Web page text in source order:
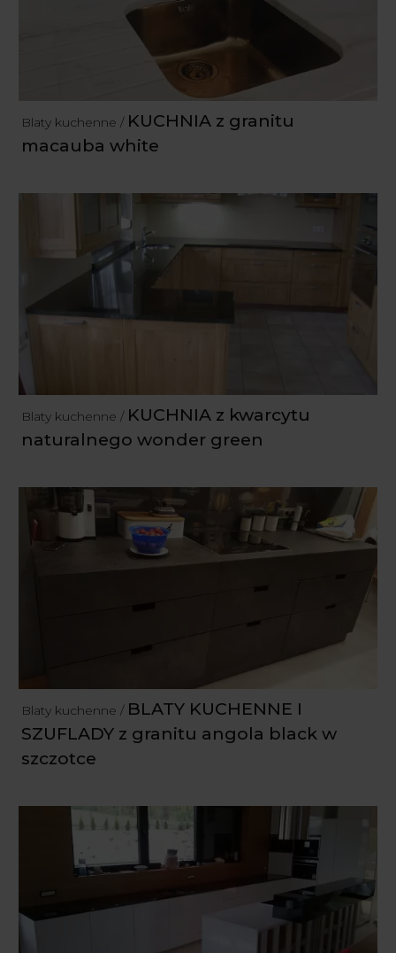
Blaty kuchenne / KUCHNIA z granitu
macauba white
Blaty kuchenne / KUCHNIA z kwarcytu
naturalnego wonder green
Blaty kuchenne / BLATY KUCHENNE I
SZUFLADY z granitu angola black w
szczotce